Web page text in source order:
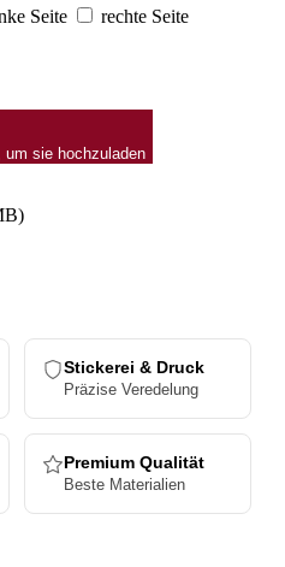
Seite
rechte Seite
um sie hochzuladen
Stickerei & Druck
Präzise Veredelung
Premium Qualität
Beste Materialien